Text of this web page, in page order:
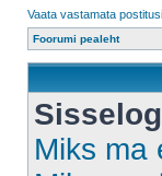
Vaata vastamata postitusi
Foorumi pealeht
Miks ma